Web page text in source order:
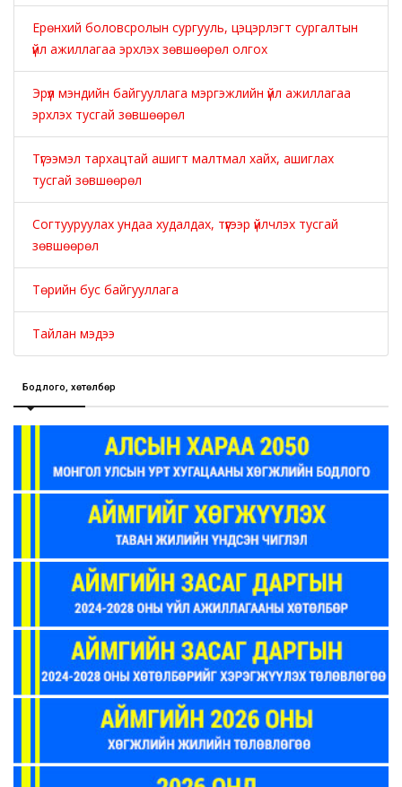
Ерөнхий боловсролын сургууль, цэцэрлэгт сургалтын
үйл ажиллагаа эрхлэх зөвшөөрөл олгох
Эрүүл мэндийн байгууллага мэргэжлийн үйл ажиллагаа
эрхлэх тусгай зөвшөөрөл
Түгээмэл тархацтай ашигт малтмал хайх, ашиглах
тусгай зөвшөөрөл
Согтууруулах ундаа худалдах, түүгээр үйлчлэх тусгай
зөвшөөрөл
Төрийн бус байгууллага
Тайлан мэдээ
Бодлого, хөтөлбөр